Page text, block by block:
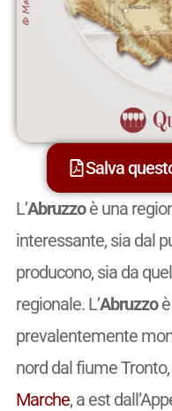
Salva
L’Abruzzoè una
interessante, sia dal
producono, sia da
regionale. L’Abruzzoè
prevalentemente
nord dal fiume
Marche, a est